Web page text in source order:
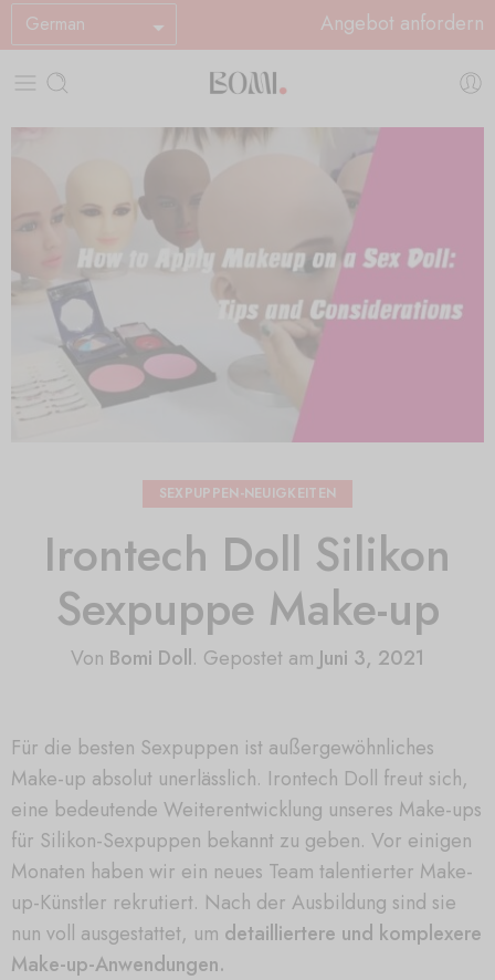
German Angebot anfordern
SEXPUPPEN-NEUIGKEITEN
Irontech Doll Silikon
Sexpuppe Make-up
Von Bomi Doll. Gepostet am Juni 3, 2021
Für die besten Sexpuppen ist außergewöhnliches
Make-up absolut unerlässlich. Irontech Doll freut sich,
eine bedeutende Weiterentwicklung unseres Make-ups
für Silikon-Sexpuppen bekannt zu geben. Vor einigen
Monaten haben wir ein neues Team talentierter Make-
up-Künstler rekrutiert. Nach der Ausbildung sind sie
nun voll ausgestattet, um detailliertere und komplexere
Make-up-Anwendungen.